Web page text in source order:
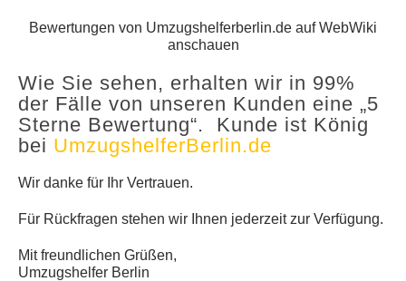
Bewertungen von Umzugshelferberlin.de auf WebWiki
anschauen
Wie Sie sehen, erhalten wir in 99%
der Fälle von unseren Kunden eine „5
Sterne Bewertung“. Kunde ist König
bei UmzugshelferBerlin.de
Wir danke für Ihr Vertrauen.
Für Rückfragen stehen wir Ihnen jederzeit zur Verfügung.
Mit freundlichen Grüßen,
Umzugshelfer Berlin